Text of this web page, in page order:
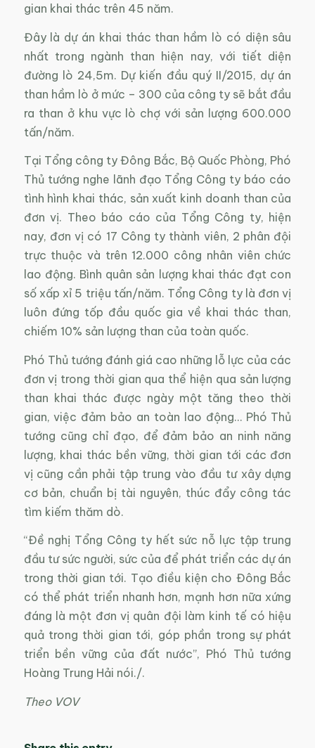
gian khai thác trên 45 năm.
Đây là dự án khai thác than hầm lò có diện sâu
nhất trong ngành than hiện nay, với tiết diện
đường lò 24,5m. Dự kiến đầu quý II/2015, dự án
than hầm lò ở mức – 300 của công ty sẽ bắt đầu
ra than ở khu vực lò chợ với sản lượng 600.000
tấn/năm.
Tại Tổng công ty Đông Bắc, Bộ Quốc Phòng, Phó
Thủ tướng nghe lãnh đạo Tổng Công ty báo cáo
tình hình khai thác, sản xuất kinh doanh than của
đơn vị. Theo báo cáo của Tổng Công ty, hiện
nay, đơn vị có 17 Công ty thành viên, 2 phân đội
trực thuộc và trên 12.000 công nhân viên chức
lao động. Bình quân sản lượng khai thác đạt con
số xấp xỉ 5 triệu tấn/năm. Tổng Công ty là đơn vị
luôn đứng tốp đầu quốc gia về khai thác than,
chiếm 10% sản lượng than của toàn quốc.
Phó Thủ tướng đánh giá cao những lỗ lực của các
đơn vị trong thời gian qua thể hiện qua sản lượng
than khai thác được ngày một tăng theo thời
gian, việc đảm bảo an toàn lao động… Phó Thủ
tướng cũng chỉ đạo, để đảm bảo an ninh năng
lượng, khai thác bền vững, thời gian tới các đơn
vị cũng cần phải tập trung vào đầu tư xây dựng
cơ bản, chuẩn bị tài nguyên, thúc đẩy công tác
tìm kiếm thăm dò.
“Đề nghị Tổng Công ty hết sức nỗ lực tập trung
đầu tư sức người, sức của để phát triển các dự án
trong thời gian tới. Tạo điều kiện cho Đông Bắc
có thể phát triển nhanh hơn, mạnh hơn nữa xứng
đáng là một đơn vị quân đội làm kinh tế có hiệu
quả trong thời gian tới, góp phần trong sự phát
triển bền vững của đất nước”, Phó Thủ tướng
Hoàng Trung Hải nói./.
Theo VOV